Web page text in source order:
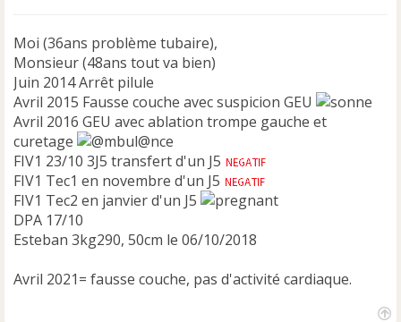
Moi (36ans problème tubaire),
Monsieur (48ans tout va bien)
Juin 2014 Arrêt pilule
Avril 2015 Fausse couche avec suspicion GEU
Avril 2016 GEU avec ablation trompe gauche et
curetage
FIV1 23/10 3J5 transfert d'un J5
FIV1 Tec1 en novembre d'un J5
FIV1 Tec2 en janvier d'un J5
DPA 17/10
Esteban 3kg290, 50cm le 06/10/2018
Avril 2021= fausse couche, pas d'activité cardiaque.